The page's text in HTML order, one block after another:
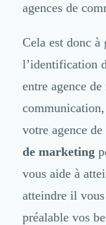
Direction Artistique
Logiciel E-Commerce
Intelligence Artificielle
Réalité Virtuelle (VR)
Bureaux d'Entreprise
Déménagement
Impression
Logistique
Traiteur & Restauration
Conception &
Sourcing et Imports
agences de
Cela est donc à
l’identification
entre agence
votre agence
de marketing
vous aide à
atteindre il
préalable vos